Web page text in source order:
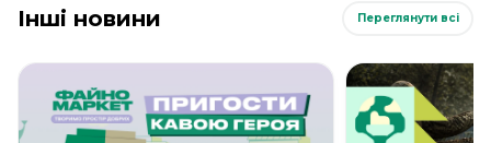
Інші новини Переглянути всі